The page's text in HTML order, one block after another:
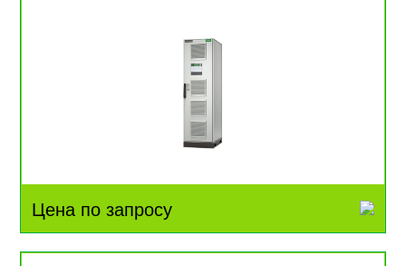
Цена по запросу